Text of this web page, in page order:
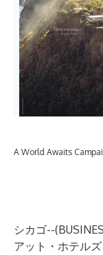
A World Awaits
シカゴ--(
アット・ホテル